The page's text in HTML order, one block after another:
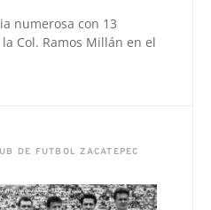
numerosa con 13
Col. Ramos Millán en el
DE FUTBOL ZACATEPEC